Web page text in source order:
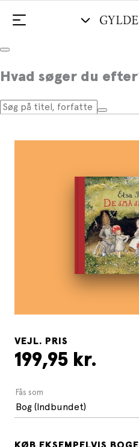
Hvad søger du
De små
VEJL. PRIS
199,95 kr.
Fås som
Bog (Indbundet)